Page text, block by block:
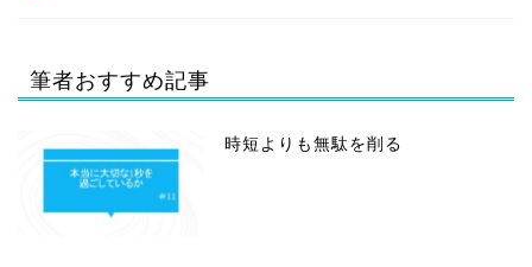
筆者おすすめ記事
時短よりも無駄を削る